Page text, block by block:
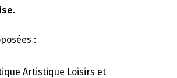
:
Artistique Loisirs et